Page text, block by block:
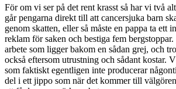
För om vi ser på det rent krasst så har vi två
går pengarna direkt till att cancersjuka barn
genom skatten, eller så måste en pappa ta ett
reklam för saken och bestiga fem
arbete som ligger bakom en sådan grej, och
också eftersom utrustning och sådant kostar.
som faktiskt egentligen inte producerar
del i ett jippo som när det kommer till